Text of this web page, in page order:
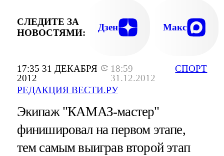
17:35 31 ДЕКАБРЯ
2012
18:59
31.12.2012
РЕДАКЦИЯ ВЕСТИ.РУ
СПОРТ
СЛЕДИТЕ ЗА
НОВОСТЯМИ:
Дзен Макс
Экипаж "КАМАЗ-мастер"
финишировал на первом этапе,
тем самым выиграв второй этап